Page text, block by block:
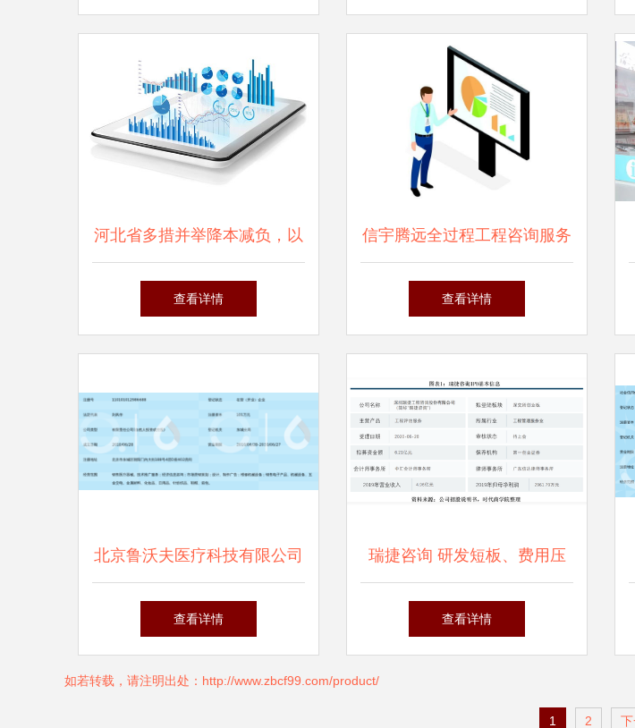
先导服务站
河北省多措并举降本减负，以
信息咨询服务助力实体经济行
查看详情
信宇腾远全过程工程咨询服务
全解析 核心服务与信息咨询
查看详情
北京鲁沃夫医疗科技有限公司
专业信息咨询服务的领军者
查看详情
瑞捷咨询 研发短板、费用压
力与回款风险下的行业挑战
查看详情
如若转载，请注明出处：http://www.zbcf99.com/product/
1 2